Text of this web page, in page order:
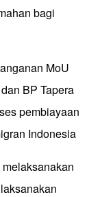
bagi
MoU
BP Tapera
pembiayaan
Indonesia